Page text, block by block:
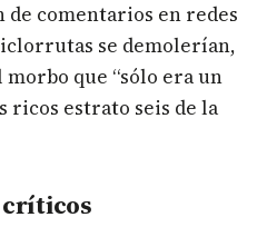
comentarios en redes
se demolerían,
que “sólo era un
ricos estrato seis de la